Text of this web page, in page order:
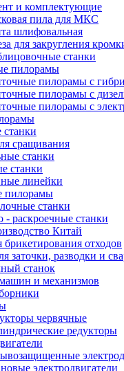
и комплектующие
пила для МКС
шлифовальная
для закругления
станки
пилорамы
пилорамы с
пилорамы с
пилорамы с
сращивания
станки
станки
линейки
пилорамы
станки
- раскроечные станки
Китай
брикетирования отходов
заточки, разводки и
станок
и механизмов
червячные
редукторы
электродвигатели